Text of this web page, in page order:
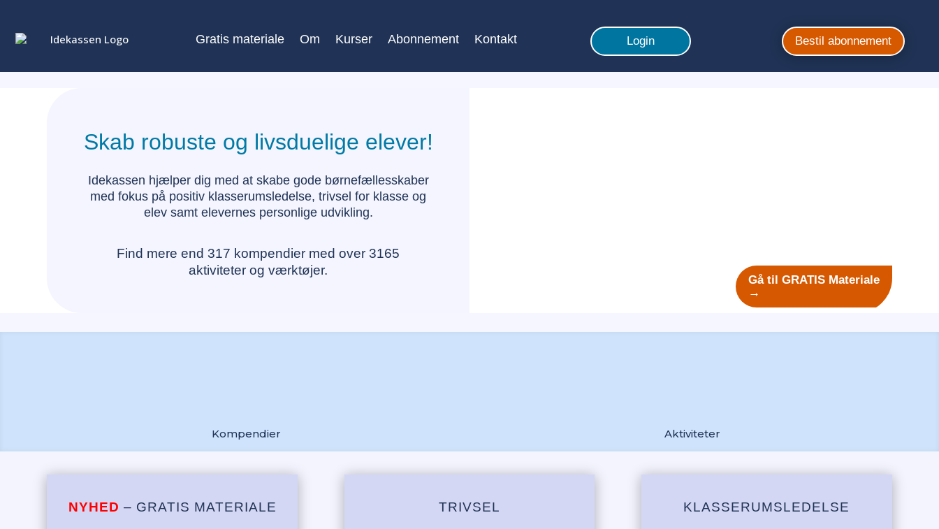
Gratis materiale Om Kurser Abonnement Kontakt Login Bestil abonnement
Skab robuste og livsduelige elever!
Idekassen hjælper dig med at skabe gode børnefællesskaber
med fokus på positiv klasserumsledelse, trivsel for klasse og
elev samt elevernes personlige udvikling.
Find mere end 317 kompendier med over 3165
aktiviteter og værktøjer.
Gå til GRATIS Materiale
→
Kompendier Aktiviteter
NYHED – GRATIS MATERIALE TRIVSEL KLASSERUMSLEDELSE